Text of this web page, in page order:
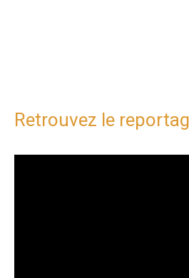
Retrouvez le